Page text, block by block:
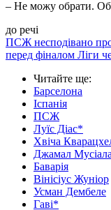
– Не можу обрати.
до речі
ПСЖ несподівано
перед фіналом Ліги
Читайте ще:
Барселона
Іспанія
ПСЖ
Луїс Діас*
Хвіча
Джамал Мусіала
Баварія
Вінісіус Жуніор
Усман Дембеле
Гаві*